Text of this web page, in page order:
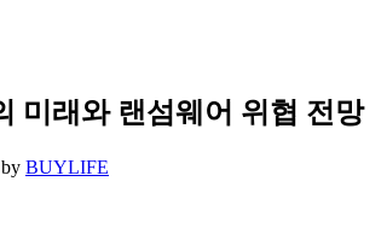
미래와 랜섬웨어 위협 전망
by BUYLIFE